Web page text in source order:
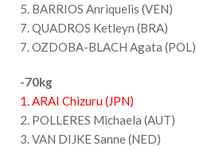
5. BARRIOS Anriquelis (VEN)
7. QUADROS Ketleyn (BRA)
7. OZDOBA-BLACH Agata (POL)
-70kg
1. ARAI Chizuru (JPN)
2. POLLERES Michaela (AUT)
3. VAN DIJKE Sanne (NED)